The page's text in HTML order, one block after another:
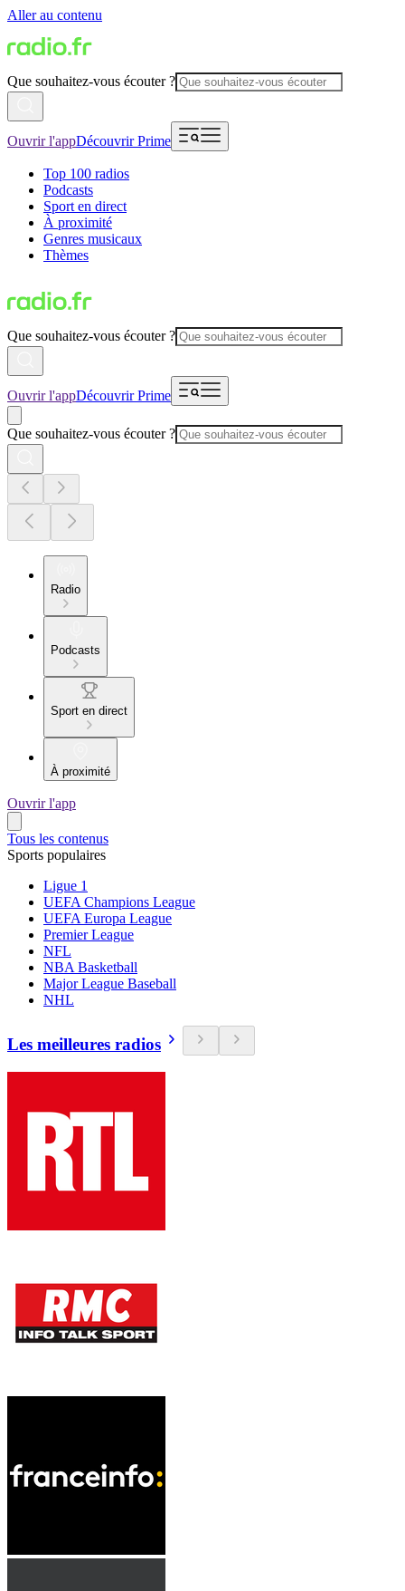
Aller au contenu
Que souhaitez-vous écouter ?
Ouvrir l'appDécouvrir Prime
Top 100 radios
Podcasts
Sport en direct
À proximité
Genres musicaux
Thèmes
Que souhaitez-vous écouter ?
Ouvrir l'appDécouvrir Prime
Que souhaitez-vous écouter ?
Radio
Podcasts
Sport en direct
À proximité
Ouvrir l'app
Tous les contenus
Sports populaires
Ligue 1
UEFA Champions League
UEFA Europa League
Premier League
NFL
NBA Basketball
Major League Baseball
NHL
Les meilleures radios